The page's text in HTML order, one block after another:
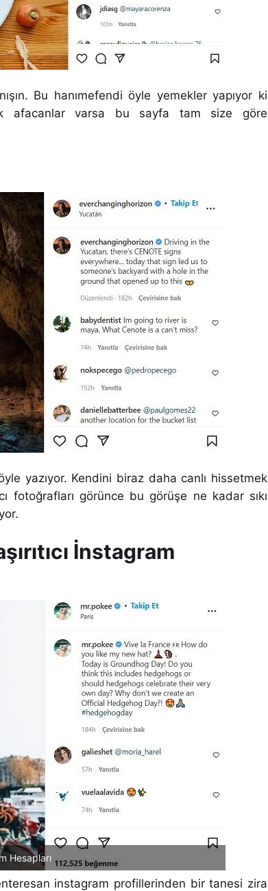
Bu hanımefendi öyle yemekler yapıyor ki
afacanlar varsa bu sayfa tam size göre
yazıyor. Kendini biraz daha canlı hissetmek
fotoğrafları görünce bu görüşe ne kadar sıkı
İnstagram
Hesapları
instagram profillerinden bir tanesi zira